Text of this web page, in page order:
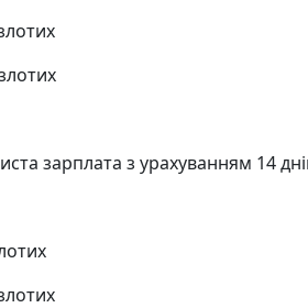
зарплата з урахуванням 14